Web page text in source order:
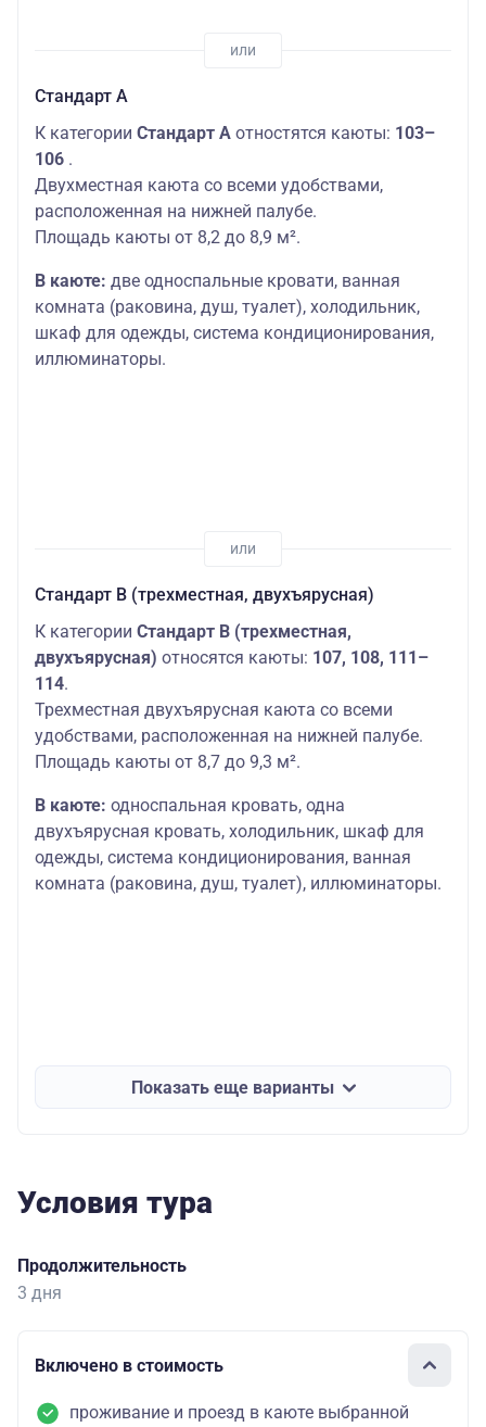
Стандарт А
К категории Стандарт A отностятся каюты: 103–
106 .
Двухместная каюта со всеми удобствами,
расположенная на нижней палубе.
Площадь каюты от 8,2 до 8,9 м².
В каюте: две односпальные кровати, ванная
комната (раковина, душ, туалет), холодильник,
шкаф для одежды, система кондиционирования,
иллюминаторы.
Стандарт В (трехместная, двухъярусная)
К категории Стандарт В (трехместная,
двухъярусная) относятся каюты: 107, 108, 111–
114.
Трехместная двухъярусная каюта со всеми
удобствами, расположенная на нижней палубе.
Площадь каюты от 8,7 до 9,3 м².
В каюте: односпальная кровать, одна
двухъярусная кровать, холодильник, шкаф для
одежды, система кондиционирования, ванная
комната (раковина, душ, туалет), иллюминаторы.
Показать еще варианты
Условия тура
Продолжительность
3 дня
Включено в стоимость
проживание и проезд в каюте выбранной